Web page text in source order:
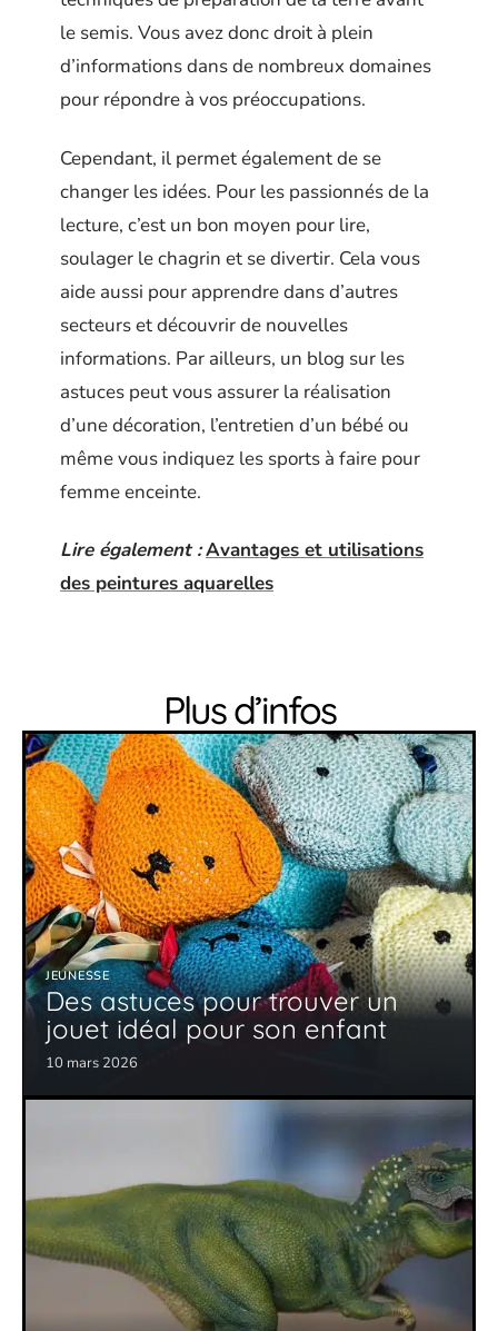
le semis. Vous avez donc droit à plein
d’informations dans de nombreux domaines
pour répondre à vos préoccupations.
Cependant, il permet également de se
changer les idées. Pour les passionnés de la
lecture, c’est un bon moyen pour lire,
soulager le chagrin et se divertir. Cela vous
aide aussi pour apprendre dans d’autres
secteurs et découvrir de nouvelles
informations. Par ailleurs, un blog sur les
astuces peut vous assurer la réalisation
d’une décoration, l’entretien d’un bébé ou
même vous indiquez les sports à faire pour
femme enceinte.
Lire également :Avantages et utilisations
des peintures aquarelles
Plus d’infos
JEUNESSE
Des astuces pour trouver un
jouet idéal pour son enfant
10 mars 2026